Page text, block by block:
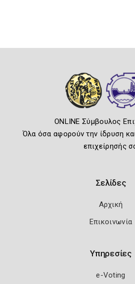
ONLINE Σύμβουλος
Όλα όσα αφορούν την ίδρυση
επιχείρησής
Σελίδες
Αρχική
Επικοινωνία
Υπηρεσίες
e-Voting